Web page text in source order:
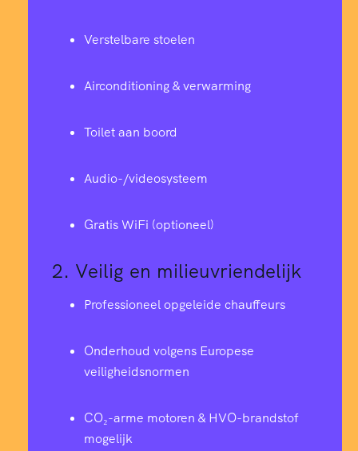
Verstelbare stoelen
Airconditioning & verwarming
Toilet aan boord
Audio-/videosysteem
Gratis WiFi (optioneel)
2. Veilig en milieuvriendelijk
Professioneel opgeleide chauffeurs
Onderhoud volgens Europese
veiligheidsnormen
CO₂-arme motoren & HVO-brandstof
mogelijk